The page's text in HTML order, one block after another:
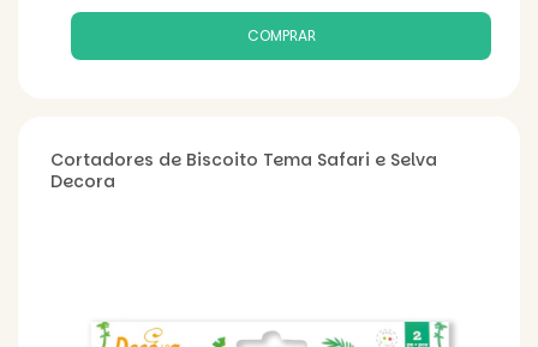
Cortadores de Biscoito Tema Safari e Selva
Decora